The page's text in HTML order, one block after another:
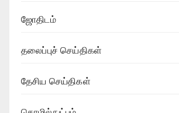
ஜோதிடம்
தலைப்புச் செய்திகள்
தேசிய செய்திகள்